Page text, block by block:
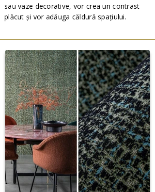
sau vaze decorative, vor crea un contrast
plăcut și vor adăuga căldură spațiului.